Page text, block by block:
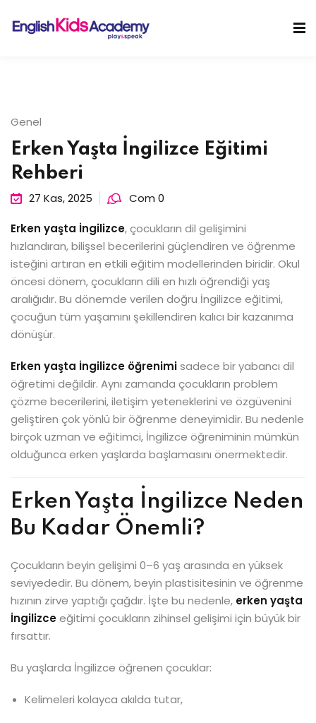
Genel
Erken Yaşta İngilizce Eğitimi
Rehberi
27 Kas, 2025 Com 0
Erken yaşta İngilizce, çocukların dil gelişimini
hızlandıran, bilişsel becerilerini güçlendiren ve öğrenme
isteğini artıran en etkili eğitim modellerinden biridir. Okul
öncesi dönem, çocukların dili en hızlı öğrendiği yaş
aralığıdır. Bu dönemde verilen doğru İngilizce eğitimi,
çocuğun tüm yaşamını şekillendiren kalıcı bir kazanıma
dönüşür.
Erken yaşta İngilizce öğrenimisadece bir yabancı dil
öğretimi değildir. Aynı zamanda çocukların problem
çözme becerilerini, iletişim yeteneklerini ve özgüvenini
geliştiren çok yönlü bir öğrenme deneyimidir. Bu nedenle
birçok uzman ve eğitimci, İngilizce öğreniminin mümkün
olduğunca erken yaşlarda başlamasını önermektedir.
Erken Yaşta İngilizce Neden
Bu Kadar Önemli?
Çocukların beyin gelişimi 0–6 yaş arasında en yüksek
seviyededir. Bu dönem, beyin plastisitesinin ve öğrenme
hızının zirve yaptığı çağdır. İşte bu nedenle, erken yaşta
İngilizceeğitimi çocukların zihinsel gelişimi için büyük bir
fırsattır.
Bu yaşlarda İngilizce öğrenen çocuklar:
Kelimeleri kolayca akılda tutar,
Sign in
Remember me Lost your password?